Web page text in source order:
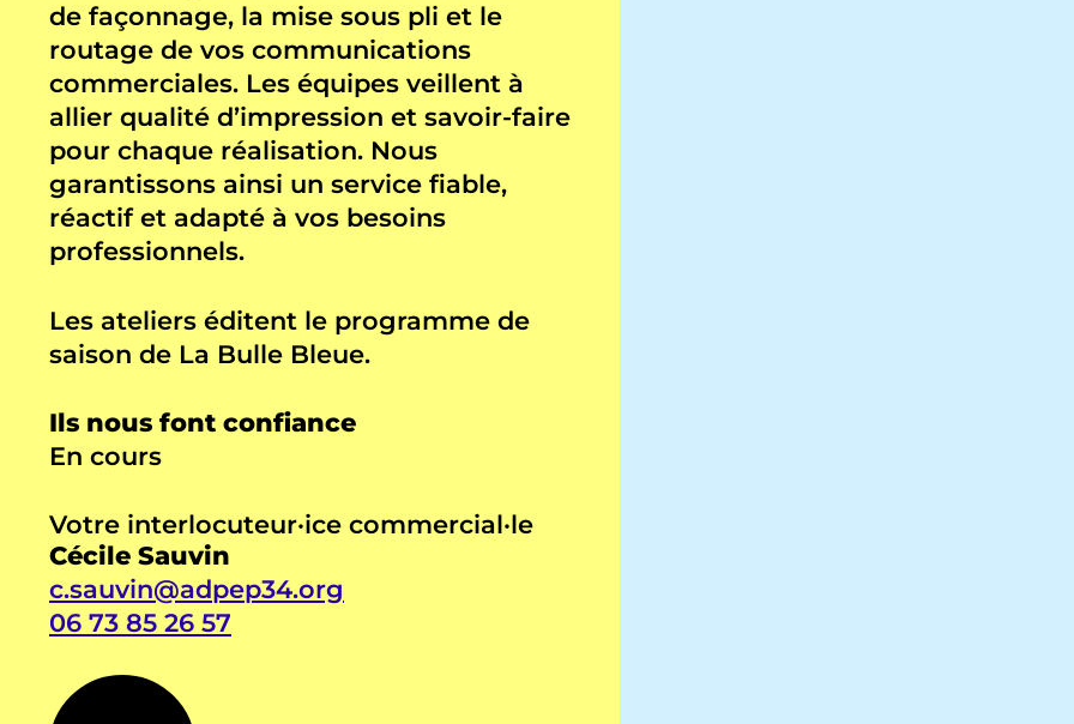
de façonnage, la mise sous pli et le
routage de vos communications
commerciales. Les équipes veillent à
allier qualité d’impression et savoir-faire
pour chaque réalisation. Nous
garantissons ainsi un service fiable,
réactif et adapté à vos besoins
professionnels.
Les ateliers éditent le programme de
saison de La Bulle Bleue.
Ils nous font confiance
En cours
Votre interlocuteur·ice commercial·le
Cécile Sauvin
c.sauvin@adpep34.org
06 73 85 26 57